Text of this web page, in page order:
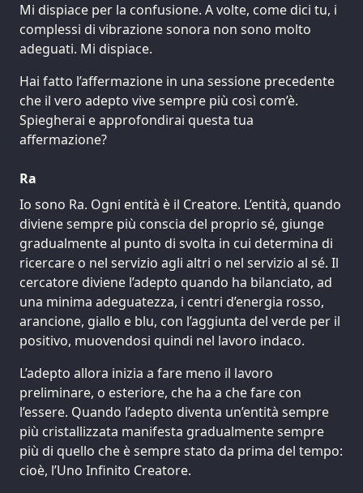
Mi dispiace per la confusione. A volte, come dici tu, i
complessi di vibrazione sonora non sono molto
adeguati. Mi dispiace.
Hai fatto l’affermazione in una sessione precedente
che il vero adepto vive sempre più così com’è.
Spiegherai e approfondirai questa tua
affermazione?
Ra
Io sono Ra. Ogni entità è il Creatore. L’entità, quando
diviene sempre più conscia del proprio sé, giunge
gradualmente al punto di svolta in cui determina di
ricercare o nel servizio agli altri o nel servizio al sé. Il
cercatore diviene l’adepto quando ha bilanciato, ad
una minima adeguatezza, i centri d’energia rosso,
arancione, giallo e blu, con l’aggiunta del verde per il
positivo, muovendosi quindi nel lavoro indaco.
L’adepto allora inizia a fare meno il lavoro
preliminare, o esteriore, che ha a che fare con
l’essere. Quando l’adepto diventa un’entità sempre
più cristallizzata manifesta gradualmente sempre
più di quello che è sempre stato da prima del tempo:
cioè, l’Uno Infinito Creatore.